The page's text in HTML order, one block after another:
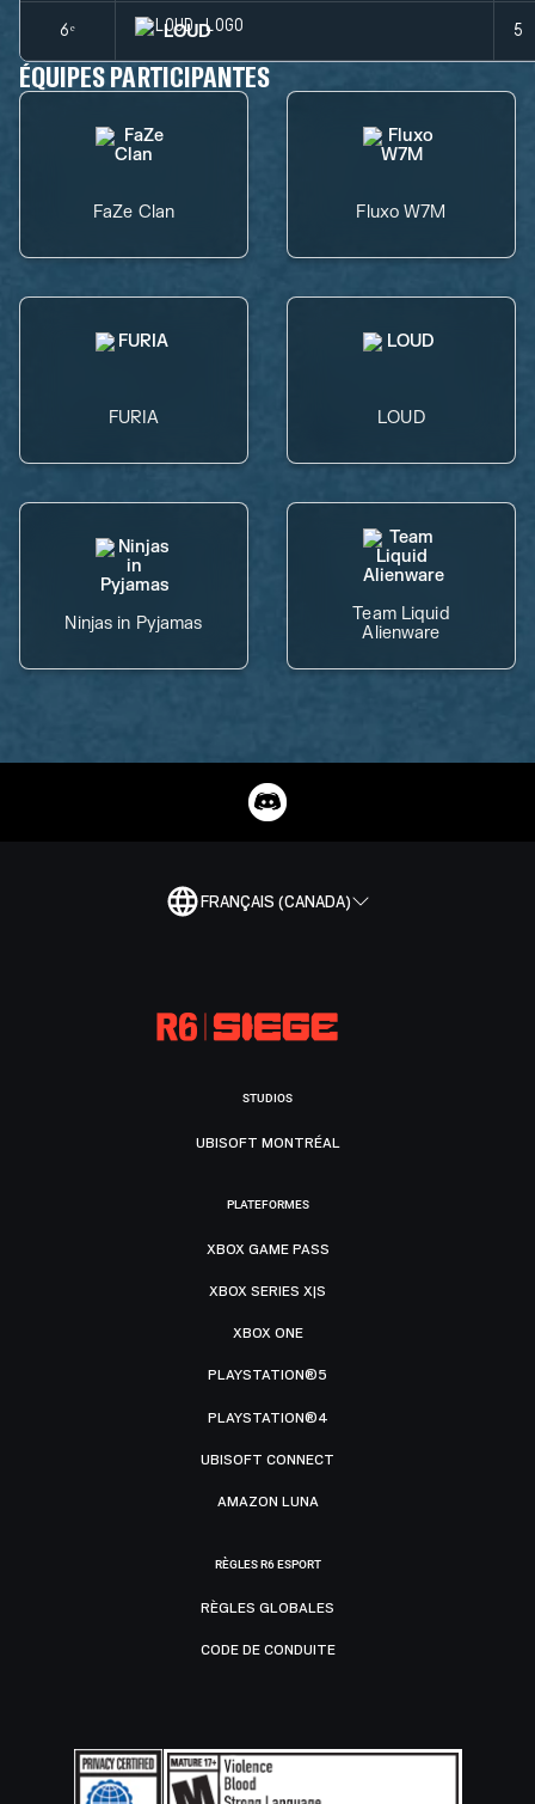
6ᵉ LOUD 5
ÉQUIPES PARTICIPANTES
FaZe Clan Fluxo W7M
FURIA LOUD
Ninjas in Pyjamas
Team Liquid
Alienware
FRANÇAIS (CANADA)
STUDIOS
UBISOFT MONTRÉAL
PLATEFORMES
XBOX GAME PASS
XBOX SERIES X|S
XBOX ONE
PLAYSTATION®5
PLAYSTATION®4
UBISOFT CONNECT
AMAZON LUNA
RÈGLES R6 ESPORT
RÈGLES GLOBALES
CODE DE CONDUITE